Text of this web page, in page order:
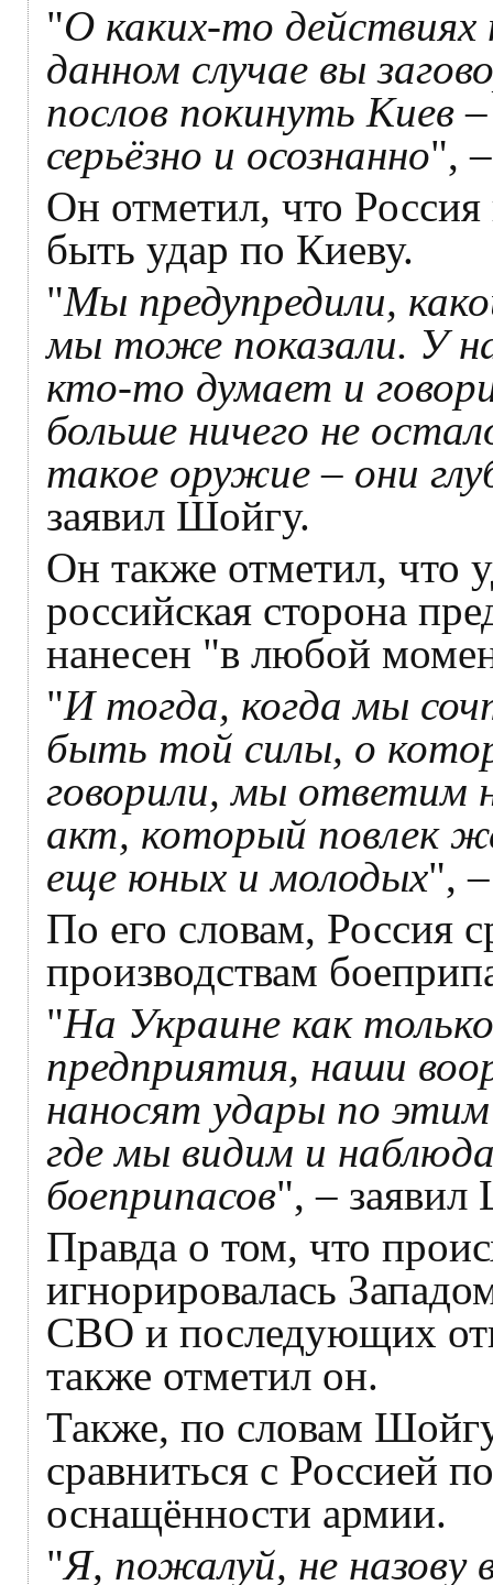
"О каких-то действиях
данном случае вы
послов покинуть Киев
серьёзно и осознанно",
Он отметил, что
быть удар по Киеву.
"Мы предупредили,
мы тоже показали. У
кто-то думает и
больше ничего не
такое оружие – они
заявил Шойгу.
Он также отметил, что
российская сторона
нанесен "в любой
"И тогда, когда мы
быть той силы, о
говорили, мы ответим
акт, который повлек
еще юных и молодых",
По его словам, Россия
производствам
"На Украине как
предприятия, наши
наносят удары по
где мы видим и
боеприпасов", – заявил
Правда о том, что
игнорировалась
СВО и последующих
также отметил он.
Также, по словам
сравниться с Россией
оснащённости армии.
"Я, пожалуй, не назову